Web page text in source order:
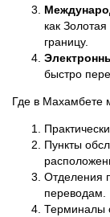
как
границу.
быстро
Где в Махамбете
Пункты
Отделения
переводам.
Терминалы